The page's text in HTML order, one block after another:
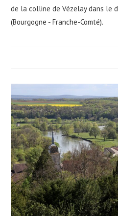
de la colline de Vézelay dans le
(Bourgogne - Franche-Comté).